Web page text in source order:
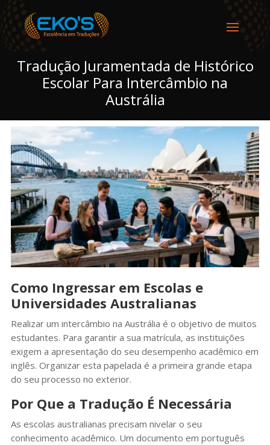
Tradução Juramentada de Histórico
Escolar Para Intercâmbio na
Austrália
Como Ingressar em Escolas e
Universidades Australianas
Realizar um intercâmbio na Austrália é o objetivo de muitos
estudantes. Para garantir a sua matrícula, as instituições
exigem a apresentação do seu desempenho acadêmico em
inglês. Organizar esta papelada é a primeira grande etapa
do seu processo no exterior.
Por Que a Tradução É Necessária
As escolas australianas precisam nivelar o seu
conhecimento acadêmico. Um documento em português